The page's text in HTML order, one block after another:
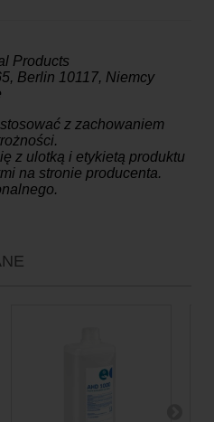
Products
Berlin 10117, Niemcy
z zachowaniem
z ulotką i etykietą produktu
na stronie producenta.